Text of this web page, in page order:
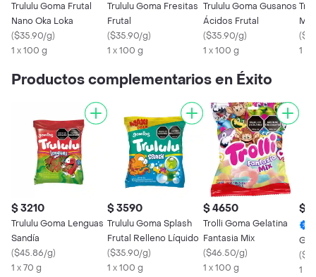
Trululu Goma Frutal
Nano Oka Loka
($35.90/g)
1 x 100 g
Trululu Goma Fresitas
Frutal
($35.90/g)
1 x 100 g
Trululu Goma Gusanos
Ácidos Frutal
($35.90/g)
1 x 100 g
(
1 X
Productos complementarios en Éxito
$ 3210
Trululu Goma Lenguas
Sandía
($45.86/g)
1 x 70 g
$ 3590
Trululu Goma Splash
Frutal Relleno Líquido
($35.90/g)
1 x 100 g
$ 4650
Trolli Goma Gelatina
Fantasia Mix
($46.50/g)
1 x 100 g
$
(
1 x